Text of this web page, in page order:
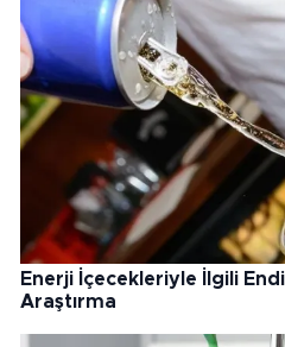
Enerji İçecekleriyle İlgili
Araştırma